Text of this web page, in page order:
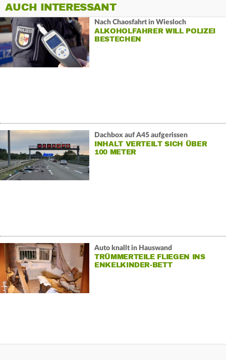
AUCH INTERESSANT
Nach Chaosfahrt in Wiesloch
ALKOHOLFAHRER WILL POLIZEI
BESTECHEN
Dachbox auf A45 aufgerissen
INHALT VERTEILT SICH ÜBER
100 METER
Auto knallt in Hauswand
TRÜMMERTEILE FLIEGEN INS
ENKELKINDER-BETT